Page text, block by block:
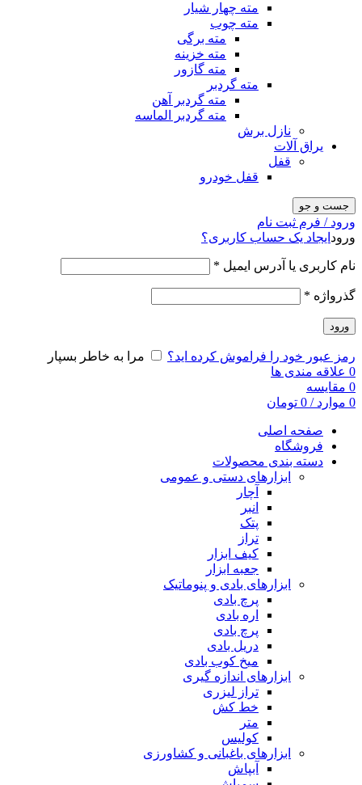
مته چهار شیار
مته چوب
مته برگی
مته خزینه
مته گازور
مته گردبر
مته گردبر آهن
مته گردبر الماسه
نازل برش
یراق آلات
قفل
قفل خودرو
جست و جو
ورود / فرم ثبت نام
ورود ایجاد یک حساب کاربری؟
نام کاربری یا آدرس ایمیل *
گذرواژه *
ورود
رمز عبور خود را فراموش کرده اید؟
مرا به خاطر بسپار
0 علاقه مندی ها
0 مقایسه
0 موارد /
0 تومان
صفحه اصلی
فروشگاه
دسته بندی محصولات
ابزارهای دستی و عمومی
آچار
انبر
پتک
تراز
کیف ابزار
جعبه ابزار
ابزارهای بادی و پنوماتیک
پرچ بادی
اره بادی
پرچ بادی
دریل بادی
میخ کوب بادی
ابزارهای اندازه گیری
تراز لیزری
خط کش
متر
کولیس
ابزارهای باغبانی و کشاورزی
آبپاش